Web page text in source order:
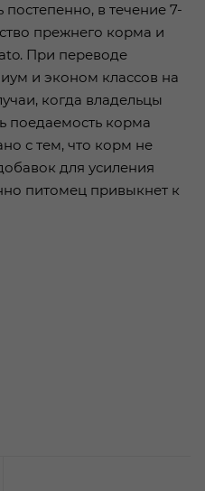
в течение 7-
прежнего корма и
При переводе
и эконом классов на
когда владельцы
поедаемость корма
с тем, что корм не
для усиления
питомец привыкнет к